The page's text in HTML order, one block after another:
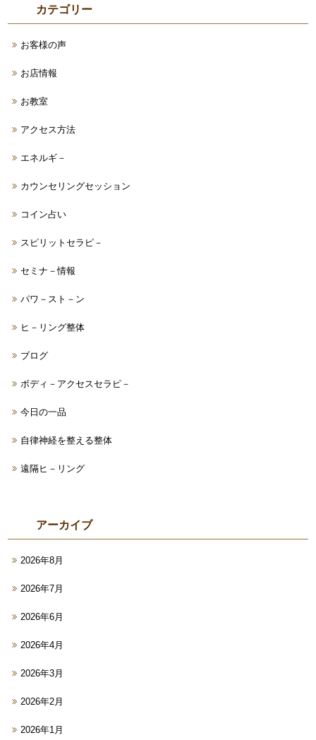
カテゴリー
お客様の声
お店情報
お教室
アクセス方法
エネルギ－
カウンセリングセッション
コイン占い
スピリットセラピ－
セミナ－情報
パワ－スト－ン
ヒ－リング整体
ブログ
ボディ－アクセスセラピ－
今日の一品
自律神経を整える整体
遠隔ヒ－リング
アーカイブ
2026年8月
2026年7月
2026年6月
2026年4月
2026年3月
2026年2月
2026年1月